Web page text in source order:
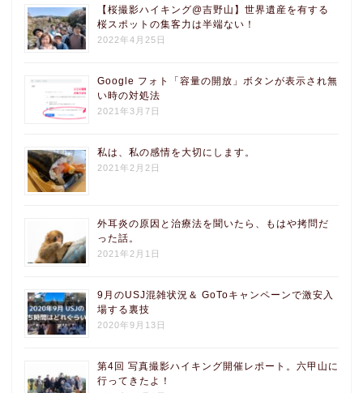
【桜撮影ハイキング@吉野山】世界遺産を有する
桜スポットの集客力は半端ない！
2022年4月25日
Google フォト「容量の開放」ボタンが表示され無
い時の対処法
2021年3月7日
私は、私の感情を大切にします。
2021年2月2日
外耳炎の原因と治療法を聞いたら、もはや拷問だ
った話。
2021年2月1日
9月のUSJ混雑状況＆ GoToキャンペーンで激安入
場する裏技
2020年9月13日
第4回 写真撮影ハイキング開催レポート。六甲山に
行ってきたよ！